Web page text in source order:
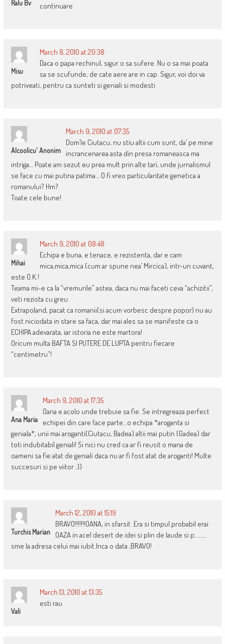
Ralu Bv continuare
Misu
March 8, 2010 at 20:38
Daca o papa rechinul, sigur o sa sufere. Nu o sa mai poata
sa se scufunde, de cate aere are in cap. Sigur, voi doi va
potriveati, pentru ca sunteti si geniali si modesti
Alcoolicu' Anonim
March 9, 2010 at 07:35
Dom’le Ciutacu, nu stiu altii cum sunt, da’ pe mine
incrancenarea asta din presa romaneasca ma
intriga… Poate am sezut eu prea mult prin alte tari, unde jurnalismul
se face cu mai putina patima… O fi vreo particularitate genetica a
romanului? Hm?
Toate cele bune!
Mihai
March 9, 2010 at 08:48
Echipa e buna, e tenace, e rezistenta, dar e cam
mica,mica,mica (cum ar spune nea’ Mircica), intr-un cuvant,
este O.K.!
Teama mi-e ca la “vremurile” astea, daca nu mai faceti ceva “achizitii”,
veti rezista cu greu.
Extrapoland, pacat ca romanii(si acum vorbesc despre popor) nu au
fost niciodata in stare sa faca, dar mai ales sa se manifeste ca o
ECHIPA adevarata, iar istoria ne este martora!
Oricum multa BAFTA SI PUTERE DE LUPTA pentru fiecare
“centimetru”!
Ana Maria
March 9, 2010 at 17:35
Oana e acolo unde trebuie sa fie. Se intregreaza perfect
echipei din care face parte…o echipa *aroganta si
geniala*, unii mai aroganti(Ciutacu, Badea) altii mai putin (Gadea) dar
toti indubitabil geniali! Si nici nu cred ca ar fi reusit o mana de
oameni sa fie atat de geniali daca nu ar fi fost atat de aroganti! Multe
succesuri si pe viitor :))
Turchis Marian
March 12, 2010 at 15:19
BRAVO!!!!!!!OANA, in sfarsit .Era si timpul.probabil erai
OAZA in acel desert de idei si plin de laude si p………
sme la adresa celui mai iubit.Inca o data ,BRAVO!
Vali
March 13, 2010 at 13:35
esti rau